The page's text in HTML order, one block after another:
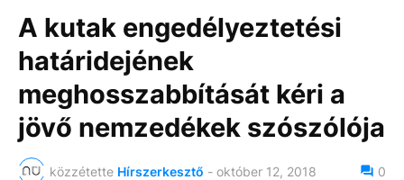
A kutak engedélyeztetési
határidejének
meghosszabbítását kéri a
jövő nemzedékek szószólója
közzétette Hírszerkesztő - október 12, 2018 0